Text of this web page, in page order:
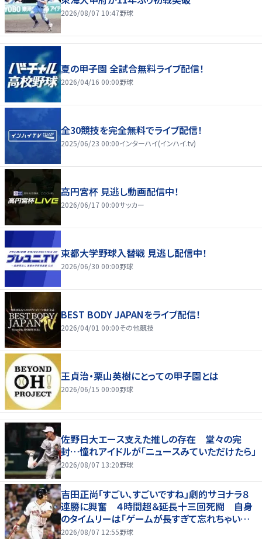
2026/08/07 10:47野球
夏の甲子園 全試合無料ライブ配信！
2026/04/16 00:00野球
全30競技を完全無料でライブ配信！
2025/06/23 00:00インターハイ(インハイ.tv)
高円宮杯 見逃し動画配信中！
2026/06/17 00:00サッカー
東都大学野球入替戦 見逃し配信中！
2026/06/30 00:00野球
BEST BODY JAPANをライブ配信！
2026/04/01 00:00その他競技
王貞治・栗山英樹にとっての甲子園とは
2026/06/15 00:00野球
佐野日大エース支えた推しの存在 堂々の完
封…憧れアイドルが「ニュースみていただけたら」
2026/08/07 13:20野球
吉田正尚「すごい、すごいですね」劇的サヨナラ８
連勝に興奮 ４時間超＆延長十三回死闘 自身
のタイムリーは「ゲームが長すぎて忘れちゃいまし
た」
2026/08/07 12:55野球